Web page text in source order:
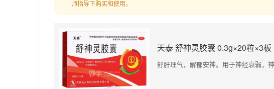
师指导下购买和使用。
天泰 舒神灵胶囊 0.3g×20粒×3板
舒肝理气，解郁安神。用于神经衰弱，